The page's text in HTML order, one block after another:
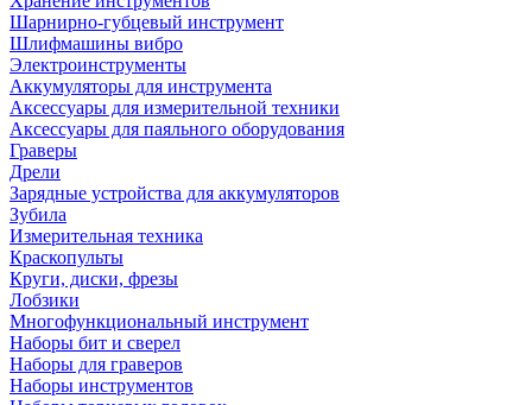
Шарнирно-губцевый инструмент
Шлифмашины вибро
Электроинструменты
Аккумуляторы для инструмента
Аксессуары для измерительной техники
Аксессуары для паяльного оборудования
Граверы
Дрели
Зарядные устройства для аккумуляторов
Зубила
Измерительная техника
Краскопульты
Круги, диски, фрезы
Лобзики
Многофункциональный инструмент
Наборы бит и сверел
Наборы для граверов
Наборы инструментов